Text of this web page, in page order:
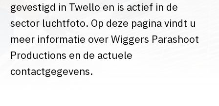
gevestigd in Twello en is actief in de
sector luchtfoto. Op deze pagina vindt u
meer informatie over Wiggers Parashoot
Productions en de actuele
contactgegevens.